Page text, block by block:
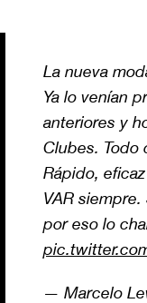
La nueva
Ya lo venían
anteriores y
Clubes. Todo
Rápido,
VAR
por eso lo
— Marcelo